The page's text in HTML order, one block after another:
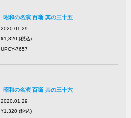
和の名演 百噺 其の三十五
2020.01.29
¥1,320 (税込)
UPCY-7657
和の名演 百噺 其の三十六
2020.01.29
¥1,320 (税込)